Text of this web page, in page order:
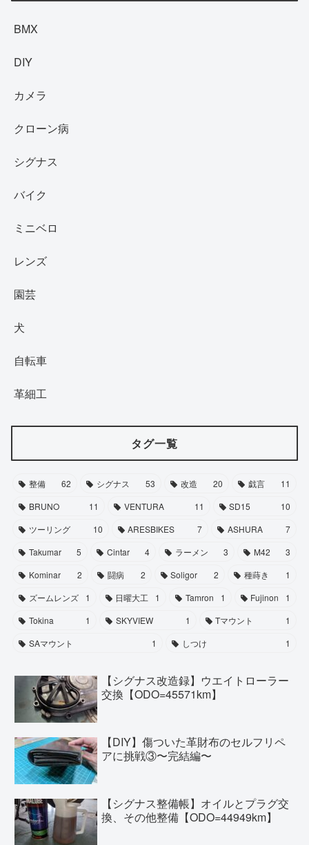
BMX
DIY
カメラ
クローン病
シグナス
バイク
ミニベロ
レンズ
園芸
犬
自転車
革細工
タグ一覧
整備 62 シグナス 53 改造 20 戯言
11
BRUNO
11 VENTURA 11 SD15
10
ツーリング
10 ARESBIKES 7 ASHURA
7
Takumar
5 Cintar 4 ラーメン 3 M42
3
Kominar
2 闘病 2 Soligor 2 種蒔き
1
ズームレンズ
1 日曜大工 1 Tamron 1 Fujinon
1
Tokina
1 SKYVIEW 1 Tマウント
1
SAマウント
1 しつけ 1
【シグナス改造録】ウエイトローラー
交換【ODO=45571km】
【DIY】傷ついた革財布のセルフリペ
アに挑戦③〜完結編〜
【シグナス整備帳】オイルとプラグ交
換、その他整備【ODO=44949km】